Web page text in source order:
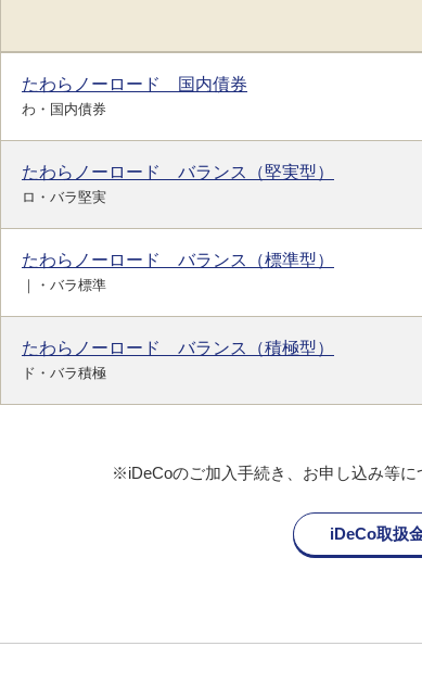
たわらノーロード 国内債券
わ・国内債券
たわらノーロード バランス（堅実型）
ロ・バラ堅実
たわらノーロード バランス（標準型）
｜・バラ標準
たわらノーロード バランス（積極型）
ド・バラ積極
※iDeCoのご加入手続き、お申し込み等に
iDeCo取扱